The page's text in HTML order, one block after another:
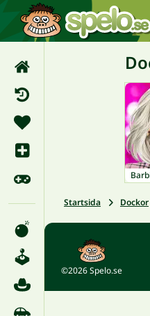
Startsida Dockor
©2026 Spelo.se